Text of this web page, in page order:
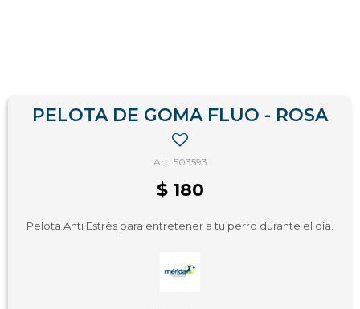
PELOTA DE GOMA FLUO - ROSA
503593
$ 180
Pelota Anti Estrés para entretener a tu perro durante el día.